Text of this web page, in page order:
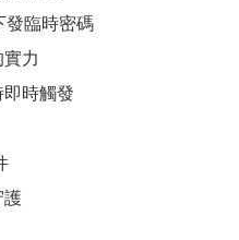
發臨時密碼
力
時觸發
護